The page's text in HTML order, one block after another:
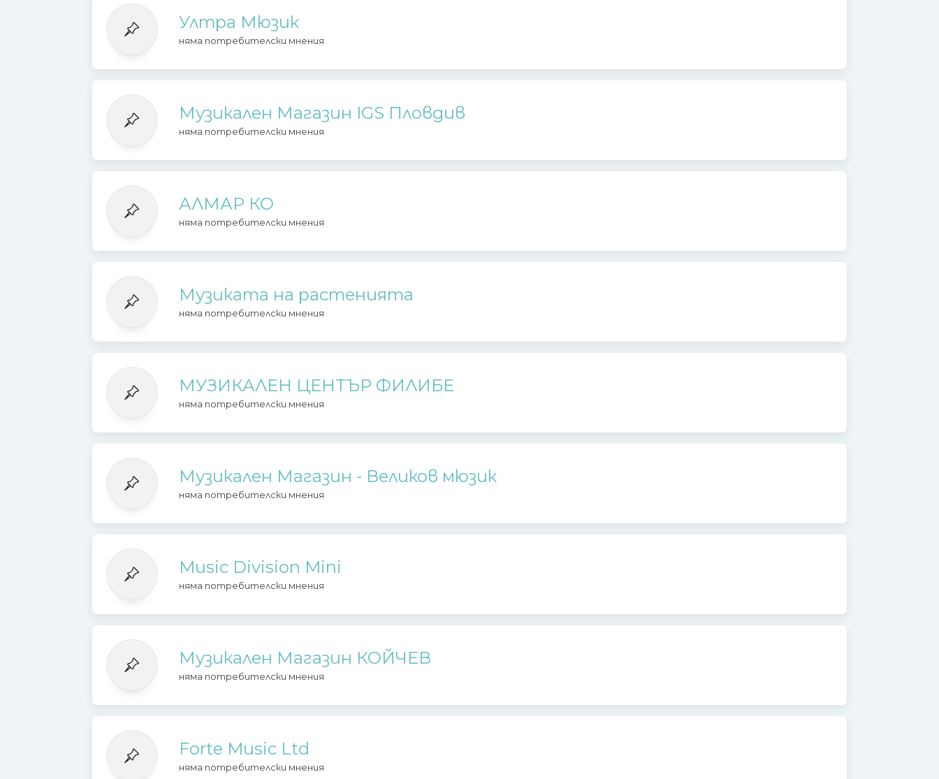
Ултра Мюзик
няма потребителски мнения
Музикален Магазин IGS Пловдив
няма потребителски мнения
АЛМАР КО
няма потребителски мнения
Музиката на растенията
няма потребителски мнения
МУЗИКАЛЕН ЦЕНТЪР ФИЛИБЕ
няма потребителски мнения
Музикален Магазин - Великов мюзик
няма потребителски мнения
Music Division Mini
няма потребителски мнения
Музикален Магазин КОЙЧЕВ
няма потребителски мнения
Forte Music Ltd
няма потребителски мнения